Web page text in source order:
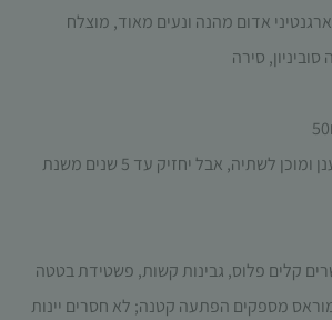
אדום מהנה ונעים מאוד, מוצלח
סירה
רענן ומוכן לשתיה, אבל יחזיק עד 5 שנים משנת
קלים פלוס, גבינות קשות, פשטידת בטטה
מספקים הפתעה קטנה; לא חסרים יינות
בהתבסס על
אופן השימוש
חוויית
משתמש